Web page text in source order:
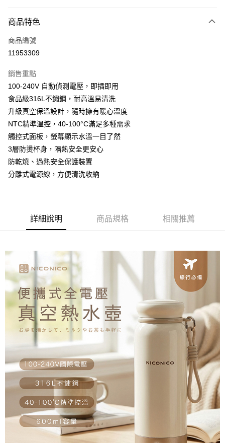
3 期 0 利率 每期
合作金庫商業銀行
上海商業儲蓄銀行
臺灣中小企業銀行
匯豐（台灣）商業銀行
聯邦商業銀行
元大商業銀行
永豐商業銀行
玉山商業銀行
星展（台灣）商業銀行
台灣樂天信用卡公司
超商取貨付款
LINE Pay
Apple Pay
街口支付
悠遊付
AFTEE先享後付
相關說明
AFTEE先享後付是「在收到商品之後才付款」的支付方式。 讓您購物簡單
便利好安心！
【「AFTEE先享後付」結帳流程】
１．於結帳方式選擇「AFTEE先享後付」後，將跳轉至「AFTEE先享後付」
３．收到繳費通知簡訊後14天內，點擊此簡訊中的連結，可透過四大超商／
ATM／網路銀行／等多元方式進行付款，方視為交易完成。
※ 請注意：結帳手續完成當下不需立刻繳費，但若您需要取消訂單，請聯絡
購買商品的店家。未經商家同意取消之訂單仍視為有效，需透過AFTEE先享
後付繳納相關費用。
※ 交易是否成功請以「AFTEE先享後付 」之結帳頁面顯示為準，若有關於
是否繳費成功／繳費後需取消欲退款等相關疑問，請聯繫「AFTEE先享後付
客戶支援中心」https://netprotections.freshdesk.com/support/home
１．透過由恩沛科技股份有限公司提供之「AFTEE先享後付」服務完成之交
易，需依本服務之必要範圍內提供個人資料，並將交易相關給付款項請求債
權轉讓予恩沛科技股份有限公司。
２．關於個人資料處理事宜，請瀏覽以下網址：
https://aftee.tw/terms/#terms3
３．未成年的使用者請事先徵得法定代理人或監護人之同意方可使用
「AFTEE先享後付」，若未經同意申辦者引起之損失，本公司不負相關責
任。
４．使用「AFTEE先享後付」時，將依據個別帳號之用戶狀況，依本公司即
時審查核予不同之上限額度；若仍有額度不足之情形，本公司將視審查結果
請求用戶進行身份認證。
ATM付款
全家取貨付款
全家
每筆NT$60，滿NT$690(含以上)免運費
7-11取貨付款
每筆NT$60，滿NT$690(含以上)免運費
7-11
每筆NT$60，滿NT$690(含以上)免運費
每筆NT$150，滿NT$690(含以上)免運費
貨到付款
每筆NT$150，滿NT$1,500(含以上)免運費
商品特色
商品編號
11953309
銷售重點
100-240V 自動偵測電壓，即插即用
食品級316L不鏽鋼，耐高溫易清洗
升級真空保溫設計，隨時擁有暖心溫度
NTC精準溫控，40-100°C滿足多種需求
觸控式面板，螢幕顯示水溫一目了然
3層防燙杯身，隔熱安全更安心
防乾燒、過熱安全保護裝置
分離式電源線，方便清洗收納
詳細說明 商品規格 相關推薦